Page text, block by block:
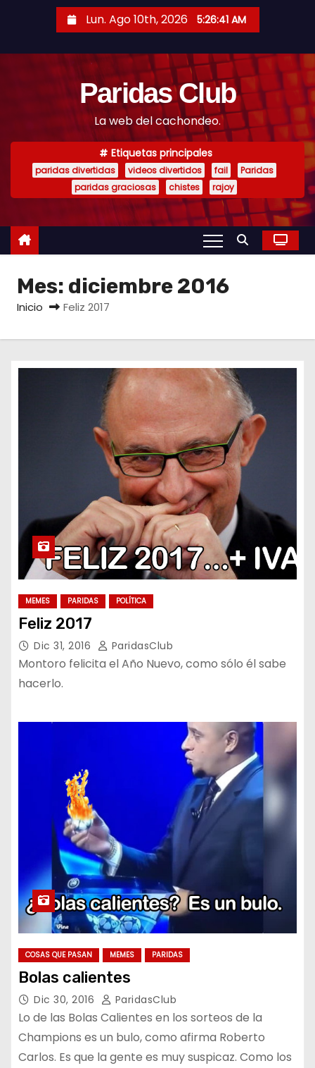
t
Lun. Ago 10th, 2026 5:26:42 AM
Paridas Club
La web del cachondeo.
Etiquetas principales
paridas divertidas videos divertidos fail
Paridas
paridas graciosas
chistes rajoy
Mes: diciembre 2016
Inicio Feliz 2017
MEMES PARIDAS POLÍTICA
Feliz 2017
Dic 31, 2016 ParidasClub
Montoro felicita el Año Nuevo, como sólo él sabe
hacerlo.
COSAS QUE PASAN MEMES PARIDAS
Bolas calientes
Dic 30, 2016 ParidasClub
Lo de las Bolas Calientes en los sorteos de la
Champions es un bulo, como afirma Roberto
Carlos. Es que la gente es muy suspicaz. Como los